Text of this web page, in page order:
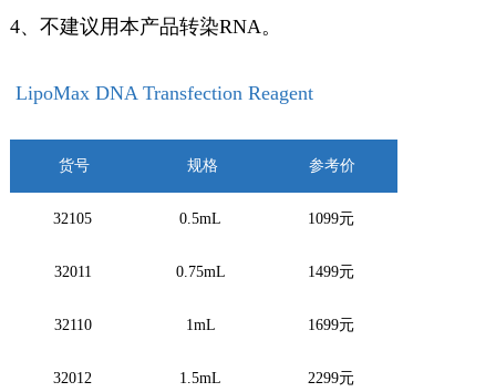
4、不建议用本产品转染RNA。
LipoMax DNA Transfection Reagent
货号 规格 参考价
32105 0.5mL 1099元
32011 0.75mL 1499元
32110 1mL 1699元
32012 1.5mL 2299元